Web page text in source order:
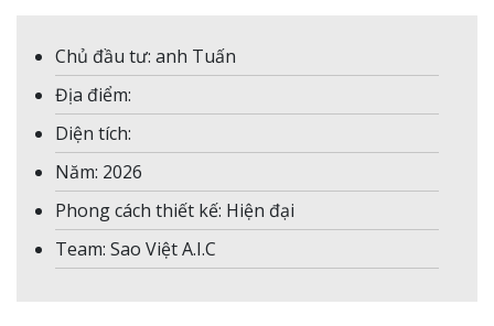
Chủ đầu tư: anh Tuấn
Địa điểm:
Diện tích:
Năm: 2026
Phong cách thiết kế: Hiện đại
Team: Sao Việt A.I.C